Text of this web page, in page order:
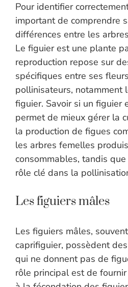
Pour identifier
important de comprendre
différences entre les
Le figuier est une plante
reproduction repose sur
spécifiques entre ses
pollinisateurs, notamment
figuier. Savoir si un figuier
permet de mieux gérer la
la production de figues
les arbres femelles
consommables, tandis
rôle clé dans la
Les figuiers mâles
Les figuiers mâles,
caprifiguier, possèdent
qui ne donnent pas de
rôle principal est de